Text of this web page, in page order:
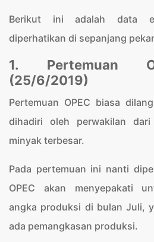
Berikut ini adalah data
diperhatikan di sepanjang
1. Pertemuan
(25/6/2019)
Pertemuan OPEC biasa
dihadiri oleh perwakilan
minyak terbesar.
Pada pertemuan ini nanti
OPEC akan menyepakati
angka produksi di bulan Juli,
ada pemangkasan produksi.